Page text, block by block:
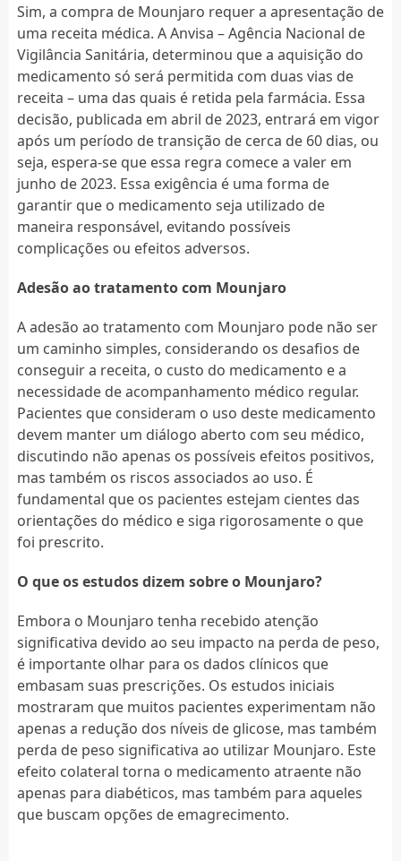
Sim, a compra de Mounjaro requer a apresentação de
uma receita médica. A Anvisa – Agência Nacional de
Vigilância Sanitária, determinou que a aquisição do
medicamento só será permitida com duas vias de
receita – uma das quais é retida pela farmácia. Essa
decisão, publicada em abril de 2023, entrará em vigor
após um período de transição de cerca de 60 dias, ou
seja, espera-se que essa regra comece a valer em
junho de 2023. Essa exigência é uma forma de
garantir que o medicamento seja utilizado de
maneira responsável, evitando possíveis
complicações ou efeitos adversos.
Adesão ao tratamento com Mounjaro
A adesão ao tratamento com Mounjaro pode não ser
um caminho simples, considerando os desafios de
conseguir a receita, o custo do medicamento e a
necessidade de acompanhamento médico regular.
Pacientes que consideram o uso deste medicamento
devem manter um diálogo aberto com seu médico,
discutindo não apenas os possíveis efeitos positivos,
mas também os riscos associados ao uso. É
fundamental que os pacientes estejam cientes das
orientações do médico e siga rigorosamente o que
foi prescrito.
O que os estudos dizem sobre o Mounjaro?
Embora o Mounjaro tenha recebido atenção
significativa devido ao seu impacto na perda de peso,
é importante olhar para os dados clínicos que
embasam suas prescrições. Os estudos iniciais
mostraram que muitos pacientes experimentam não
apenas a redução dos níveis de glicose, mas também
perda de peso significativa ao utilizar Mounjaro. Este
efeito colateral torna o medicamento atraente não
apenas para diabéticos, mas também para aqueles
que buscam opções de emagrecimento.